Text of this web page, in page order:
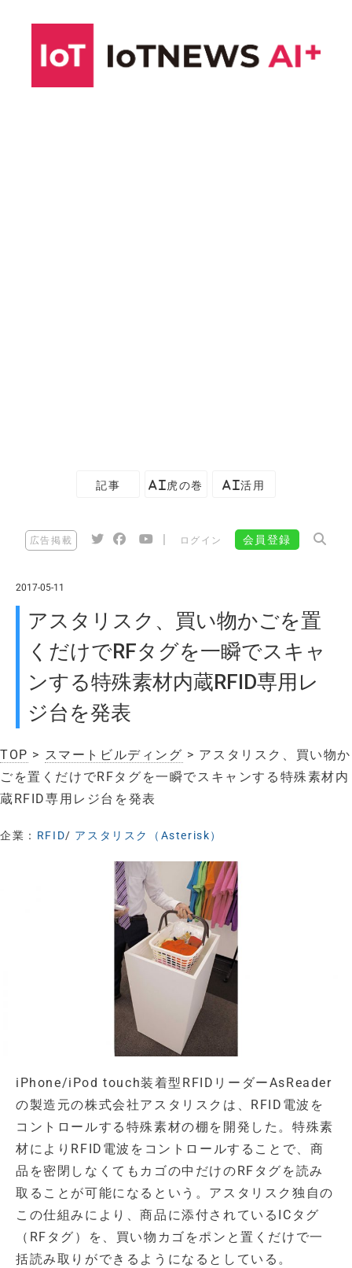
記事 AI虎の巻 AI活用
広告掲載 ログイン 会員登録
2017-05-11
アスタリスク、買い物かごを置
くだけでRFタグを一瞬でスキャ
ンする特殊素材内蔵RFID専用レ
ジ台を発表
TOP > スマートビルディング > アスタリスク、買い物か
ごを置くだけでRFタグを一瞬でスキャンする特殊素材内
蔵RFID専用レジ台を発表
企業： RFID/ アスタリスク（Asterisk）
iPhone/iPod touch装着型RFIDリーダーAsReader
の製造元の株式会社アスタリスクは、RFID電波を
コントロールする特殊素材の棚を開発した。特殊素
材によりRFID電波をコントロールすることで、商
品を密閉しなくてもカゴの中だけのRFタグを読み
取ることが可能になるという。アスタリスク独自の
この仕組みにより、商品に添付されているICタグ
（RFタグ）を、買い物カゴをポンと置くだけで一
括読み取りができるようになるとしている。